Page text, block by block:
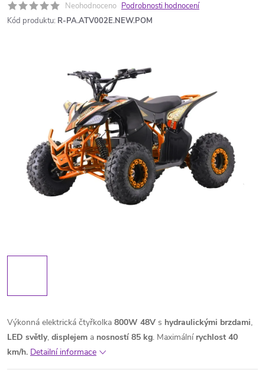
Neohodnoceno Podrobnosti hodnocení
Kód produktu: R-PA.ATV002E.NEW.POM
Výkonná elektrická čtyřkolka 800W 48V s hydraulickými brzdami,
LED světly, displejem a nosností 85 kg. Maximální rychlost 40
km/h. Detailní informace